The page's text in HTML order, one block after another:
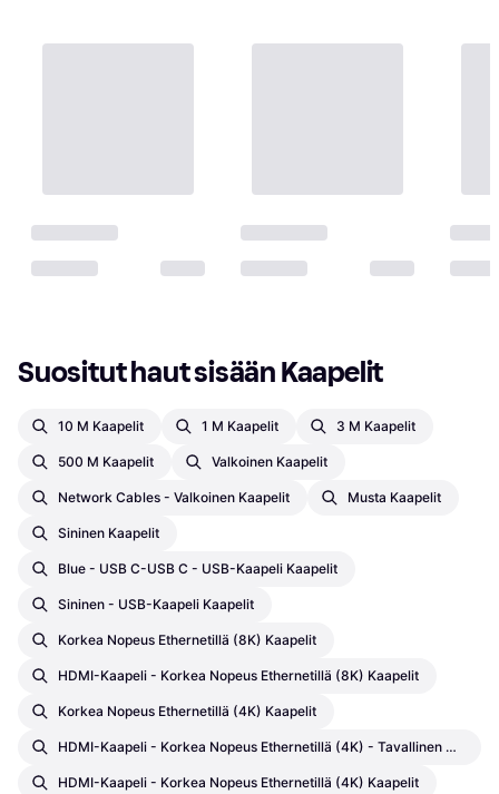
Suositut haut sisään Kaapelit
10 M Kaapelit 1 M Kaapelit 3 M Kaapelit
500 M Kaapelit Valkoinen Kaapelit
Network Cables - Valkoinen Kaapelit Musta Kaapelit
Sininen Kaapelit
Blue - USB C-USB C - USB-Kaapeli Kaapelit
Sininen - USB-Kaapeli Kaapelit
Korkea Nopeus Ethernetillä (8K) Kaapelit
HDMI-Kaapeli - Korkea Nopeus Ethernetillä (8K) Kaapelit
Korkea Nopeus Ethernetillä (4K) Kaapelit
HDMI-Kaapeli - Korkea Nopeus Ethernetillä (4K) - Tavallinen HDMI-Tavallinen HDMI Kaapelit
HDMI-Kaapeli - Korkea Nopeus Ethernetillä (4K) Kaapelit